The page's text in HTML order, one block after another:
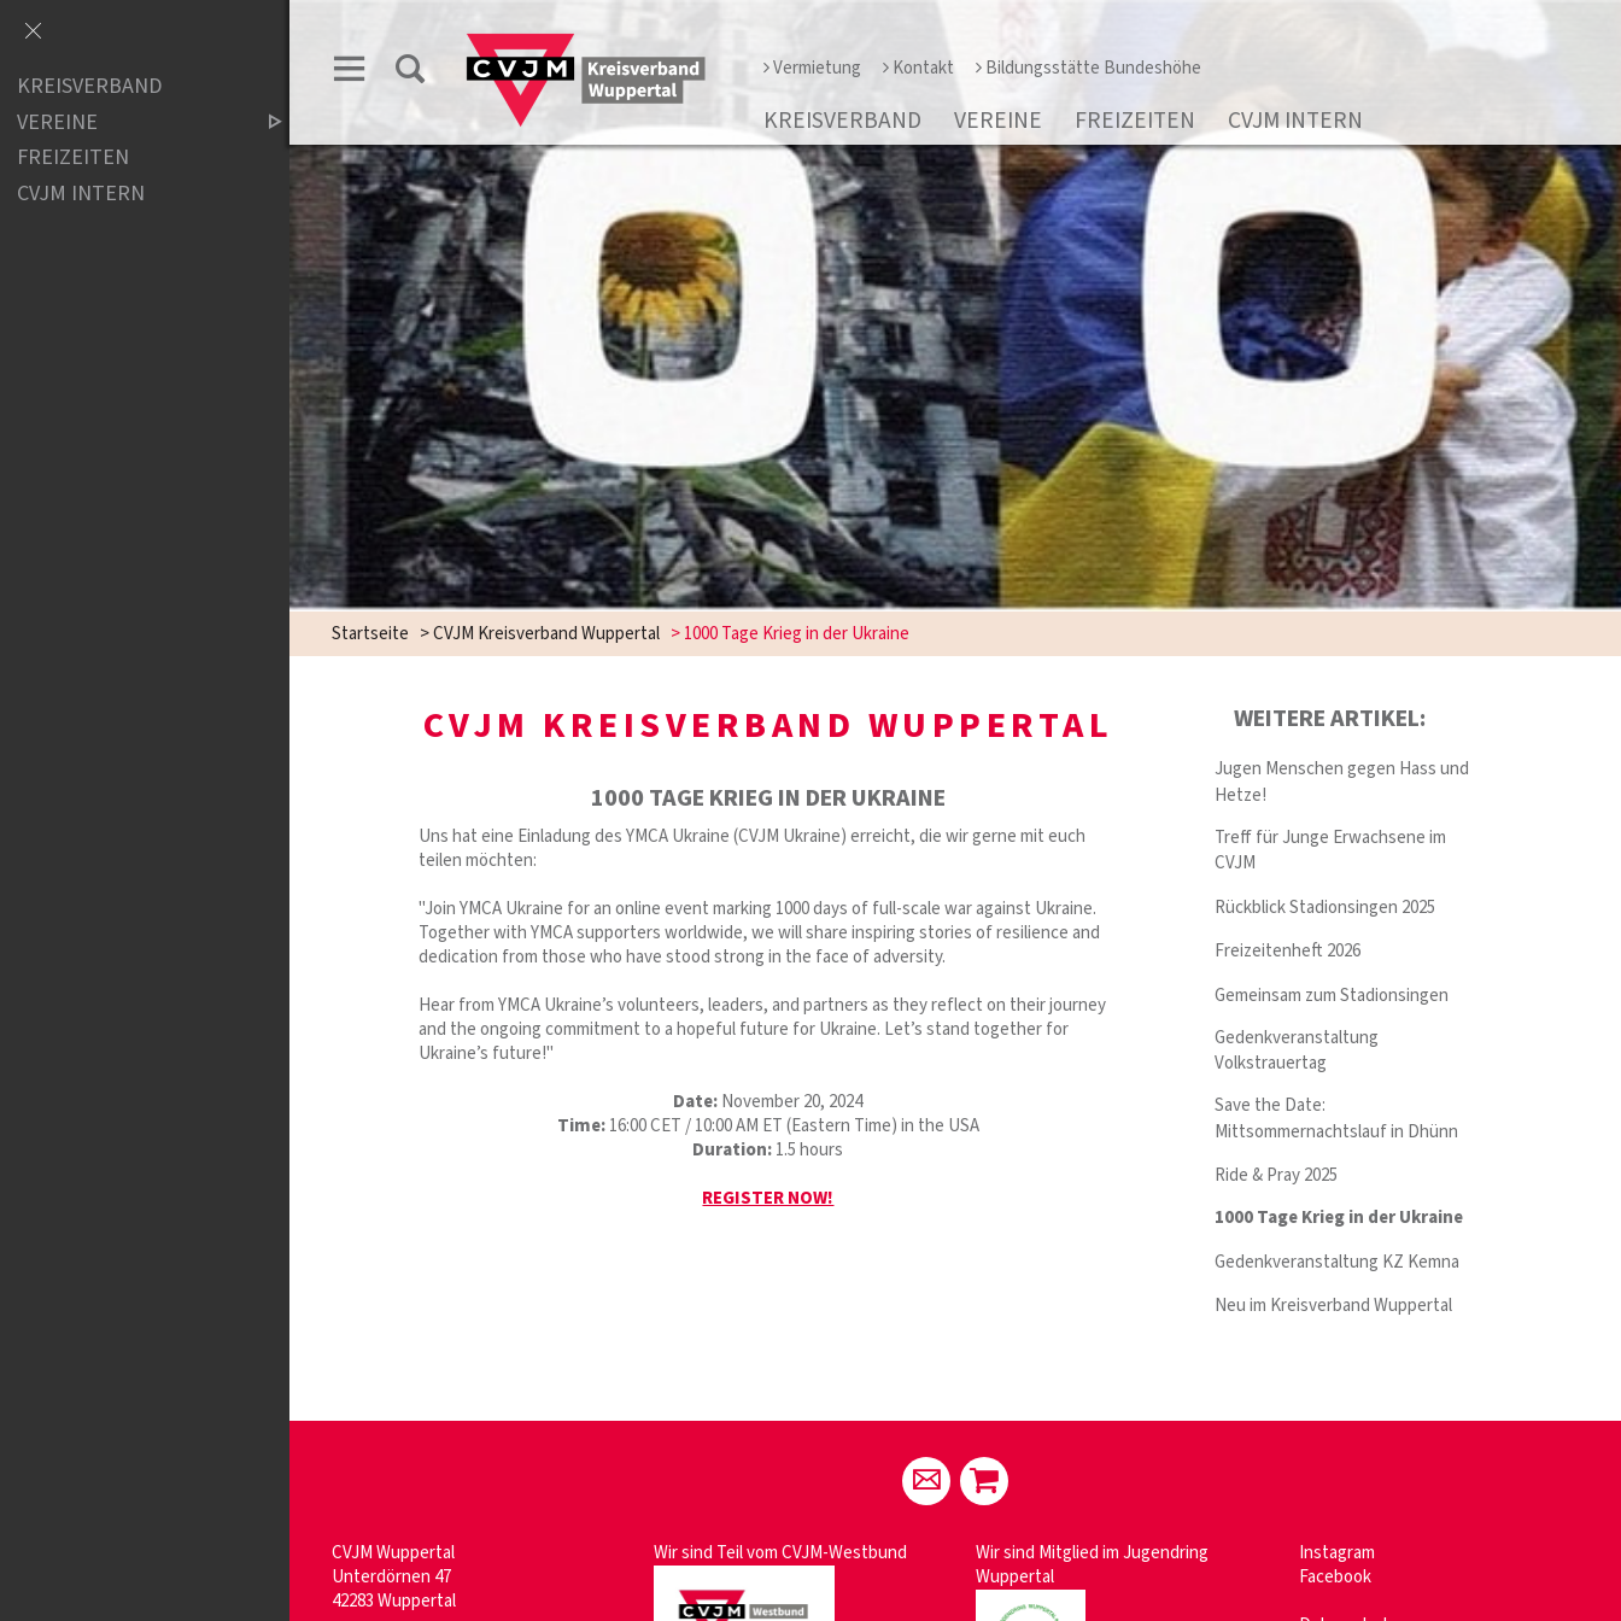
Vermietung Kontakt Bildungsstätte Bundeshöhe
KREISVERBAND VEREINE FREIZEITEN CVJM INTERN
Startseite >CVJM Kreisverband Wuppertal >1000 Tage Krieg in der Ukraine
CVJM KREISVERBAND WUPPERTAL
1000 TAGE KRIEG IN DER UKRAINE
Uns hat eine Einladung des YMCA Ukraine (CVJM Ukraine) erreicht, die wir gerne mit euch
teilen möchten:
"Join YMCA Ukraine for an online event marking 1000 days of full-scale war against Ukraine.
Together with YMCA supporters worldwide, we will share inspiring stories of resilience and
dedication from those who have stood strong in the face of adversity.
Hear from YMCA Ukraine’s volunteers, leaders, and partners as they reflect on their journey
and the ongoing commitment to a hopeful future for Ukraine. Let’s stand together for
Ukraine’s future!"
Date:November 20, 2024
Time:16:00 CET / 10:00 AM ET (Eastern Time) in the USA
Duration:1.5 hours
REGISTER NOW!
WEITERE ARTIKEL:
Jugen Menschen gegen Hass und
Hetze!
Treff für Junge Erwachsene im
CVJM
Rückblick Stadionsingen 2025
Freizeitenheft 2026
Gemeinsam zum Stadionsingen
Gedenkveranstaltung
Volkstrauertag
Save the Date:
Mittsommernachtslauf in Dhünn
Ride & Pray 2025
1000 Tage Krieg in der Ukraine
Gedenkveranstaltung KZ Kemna
Neu im Kreisverband Wuppertal
CVJM Wuppertal
Unterdörnen 47
42283 Wuppertal
Wir sind Teil vomCVJM-Westbund Wir sind Mitglied imJugendring
Wuppertal
Instagram
Facebook
KREISVERBAND
VEREINE
FREIZEITEN
CVJM INTERN